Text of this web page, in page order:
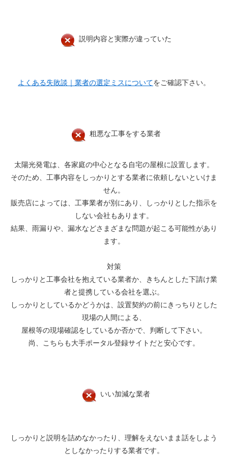
説明内容と実際が違っていた
よくある失敗談｜業者の選定ミスについてをご確認下さい。
粗悪な工事をする業者
太陽光発電は、各家庭の中心となる自宅の屋根に設置します。
そのため、工事内容をしっかりとする業者に依頼しないといけま
せん。
販売店によっては、工事業者が別にあり、しっかりとした指示を
しない会社もあります。
結果、雨漏りや、漏水などさまざまな問題が起こる可能性があり
ます。
対策
しっかりと工事会社を抱えている業者か、きちんとした下請け業
者と提携している会社を選ぶ。
しっかりとしているかどうかは、設置契約の前にきっちりとした
現場の人間による、
屋根等の現場確認をしているか否かで、判断して下さい。
尚、こちらも大手ポータル登録サイトだと安心です。
いい加減な業者
しっかりと説明を詰めなかったり、理解をえないまま話をしよう
としなかったりする業者です。